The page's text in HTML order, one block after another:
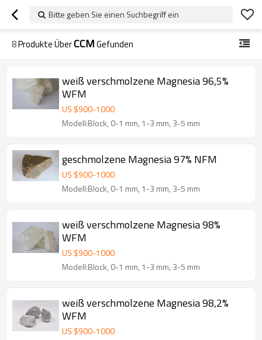
Bitte geben Sie einen Suchbegriff ein
8Produkte ÜberCCMGefunden
weiß verschmolzene Magnesia 96,5%
WFM
US $900-1000
Modell:Block, 0-1 mm, 1-3 mm, 3-5 mm
geschmolzene Magnesia 97% NFM
US $900-1000
Modell:Block, 0-1 mm, 1-3 mm, 3-5 mm
weiß verschmolzene Magnesia 98%
WFM
US $900-1000
Modell:Block, 0-1 mm, 1-3 mm, 3-5 mm
weiß verschmolzene Magnesia 98,2%
WFM
US $900-1000